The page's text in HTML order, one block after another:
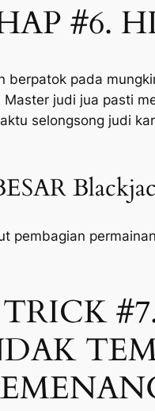
#6.
berpatok pada
judi jua pasti
selongsong judi
pembagian